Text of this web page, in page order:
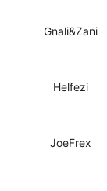
Gnali&Zani
Helfezi
JoeFrex